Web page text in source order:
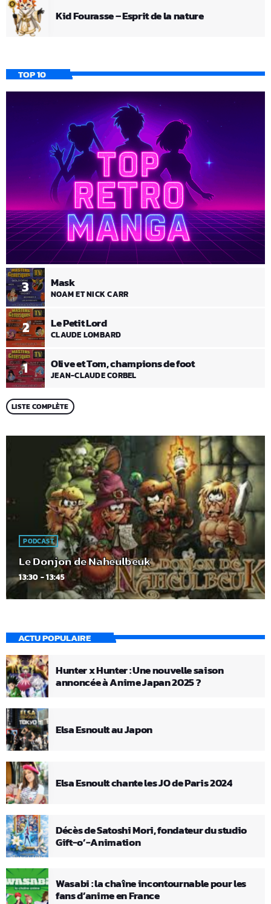
Kid Fourasse – Esprit de la nature
TOP 10
1 Olive et Tom, champions de foot
JEAN-CLAUDE CORBEL
2 Le Petit Lord
CLAUDE LOMBARD
3 Mask
NOAM ET NICK CARR
LISTE COMPLÈTE
PODCAST
Le Donjon de Naheulbeuk
13:30 - 13:45
ACTU POPULAIRE
Hunter x Hunter : Une nouvelle saison
annoncée à Anime Japan 2025 ?
Elsa Esnoult au Japon
Elsa Esnoult chante les JO de Paris 2024
Décès de Satoshi Mori, fondateur du studio
Gift-o’-Animation
Wasabi : la chaîne incontournable pour les
fans d’anime en France